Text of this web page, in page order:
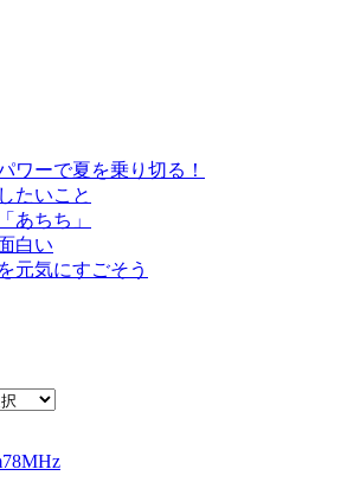
ワーで夏を乗り切る！
たいこと
あちち」
白い
元気にすごそう